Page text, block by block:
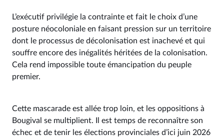
L’exécutif privilégie la contrainte et fait le choix d’une
posture néocoloniale en faisant pression sur un territoire
dont le processus de décolonisation est inachevé et qui
souffre encore des inégalités héritées de la colonisation.
Cela rend impossible toute émancipation du peuple
premier.
Cette mascarade est allée trop loin, et les oppositions à
Bougival se multiplient. Il est temps de reconnaître son
échec et de tenir les élections provinciales d’ici juin 2026